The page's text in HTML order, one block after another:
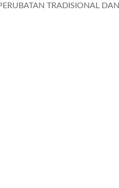
TRADISIONAL DAN